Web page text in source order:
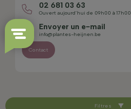
Filtres
02 681 03 63
Ouvert aujourd’hui de 09h00 à 17h00
Envoyer un e-mail
info@plantes-heijnen.be
Contact